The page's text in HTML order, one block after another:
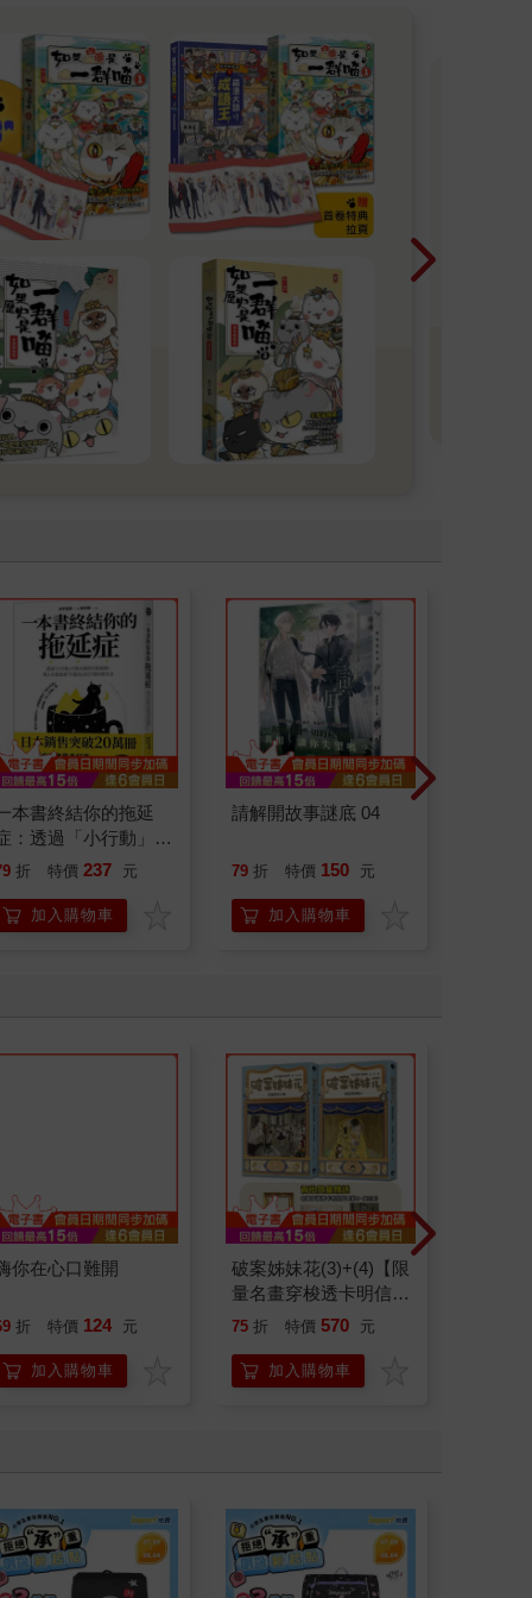
本書終結你的拖延
：透過「小行動」打
大腦的行動開關，懶
的37個科學方法
折 特價 237 元
加入購物車
請解開故事謎底 04
79 折 特價 150 元
加入購物車
你在心口難開
折 特價 124 元
加入購物車
破案姊妹花(3)+(4)【限
量名畫穿梭透卡明信片
套組】
75 折 特價 570 元
加入購物車